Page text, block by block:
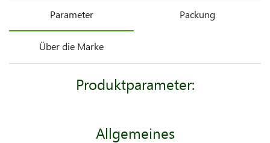
Parameter Packung
Über die Marke
Produktparameter:
Allgemeines